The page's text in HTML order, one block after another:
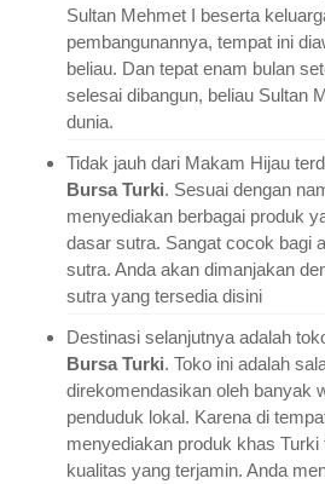
Sultan Mehmet I beserta
pembangunannya, tempat ini
beliau. Dan tepat enam bulan
selesai dibangun, beliau Sultan
dunia.
Tidak jauh dari Makam Hijau
Bursa Turki. Sesuai dengan
menyediakan berbagai produk
dasar sutra. Sangat cocok bagi
sutra. Anda akan dimanjakan
sutra yang tersedia disini
Destinasi selanjutnya adalah
Bursa Turki. Toko ini adalah
direkomendasikan oleh banyak
penduduk lokal. Karena di
menyediakan produk khas Turki
kualitas yang terjamin. Anda